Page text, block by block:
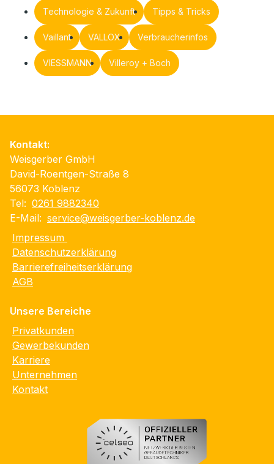
Technologie & Zukunft Tipps & Tricks
Vaillant VALLOX Verbraucherinfos
VIESSMANN Villeroy + Boch
Kontakt:
Weisgerber GmbH
David-Roentgen-Straße 8
56073 Koblenz
Tel: 0261 9882340
E-Mail: service@weisgerber-koblenz.de
Impressum
Datenschutzerklärung
Barrierefreiheitserklärung
AGB
Unsere Bereiche
Privatkunden
Gewerbekunden
Karriere
Unternehmen
Kontakt